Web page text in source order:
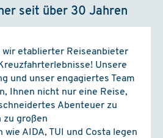
seit über 30 Jahren
etablierter Reiseanbieter
Unsere
und unser engagiertes Team
Ihnen nicht nur eine Reise,
Abenteuer zu
zu großen
AIDA, TUI und Costa legen